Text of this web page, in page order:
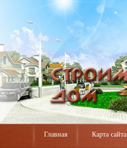
Главная Карта сайта